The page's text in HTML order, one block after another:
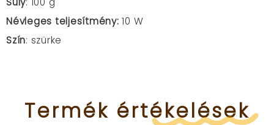
Névleges teljesítmény:10 W
Szín: szürke
Termék értékelések